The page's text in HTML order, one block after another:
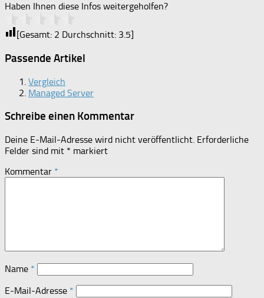
Haben Ihnen diese Infos weitergeholfen?
[Gesamt: 2 Durchschnitt: 3.5]
Passende Artikel
Vergleich
Managed Server
Schreibe einen Kommentar
Deine E-Mail-Adresse wird nicht veröffentlicht. Erforderliche
Felder sind mit * markiert
Kommentar *
Name *
E-Mail-Adresse *